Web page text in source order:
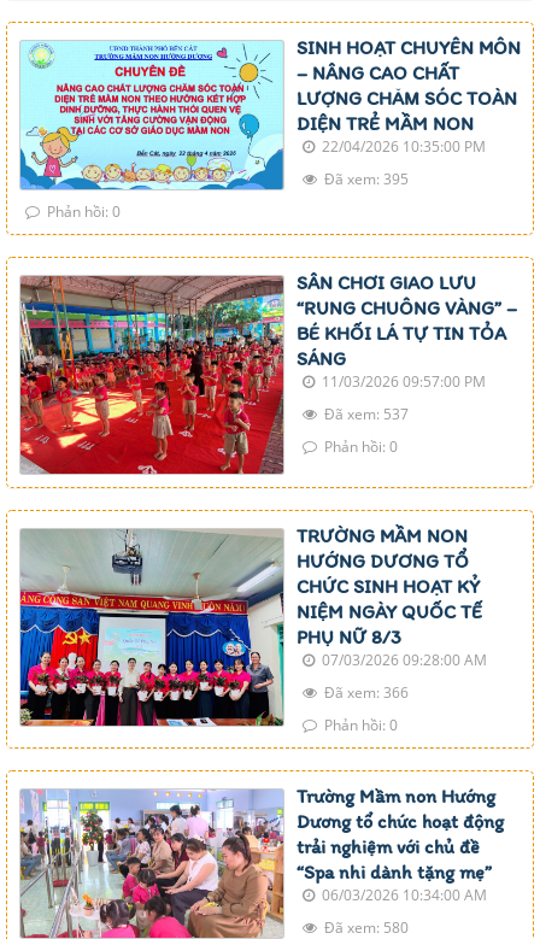
SINH HOẠT CHUYÊN MÔN
– NÂNG CAO CHẤT
LƯỢNG CHĂM SÓC TOÀN
DIỆN TRẺ MẦM NON
22/04/2026 10:35:00 PM
Đã xem: 395
Phản hồi: 0
SÂN CHƠI GIAO LƯU
“RUNG CHUÔNG VÀNG” –
BÉ KHỐI LÁ TỰ TIN TỎA
SÁNG
11/03/2026 09:57:00 PM
Đã xem: 537
Phản hồi: 0
TRƯỜNG MẦM NON
HƯỚNG DƯƠNG TỔ
CHỨC SINH HOẠT KỶ
NIỆM NGÀY QUỐC TẾ
PHỤ NỮ 8/3
07/03/2026 09:28:00 AM
Đã xem: 366
Phản hồi: 0
Trường Mầm non Hướng
Dương tổ chức hoạt động
trải nghiệm với chủ đề
“Spa nhi dành tặng mẹ”
06/03/2026 10:34:00 AM
Đã xem: 580